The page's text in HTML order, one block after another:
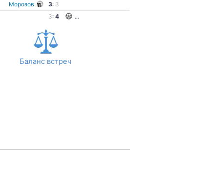
Морозов 3: 3
3: 4 ...
Баланс встреч